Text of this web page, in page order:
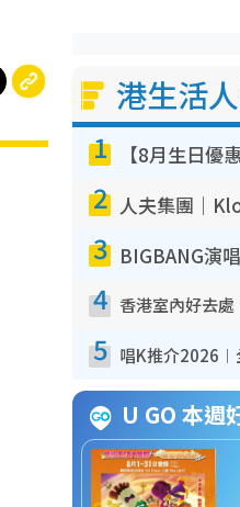
港生活
1
2
3
4
5
U GO 本週